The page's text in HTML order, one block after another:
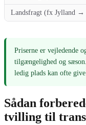
Landsfragt (fx Jylland →
Priserne er vejledende
tilgængelighed og
ledig plads kan ofte give
Sådan
tvilling til